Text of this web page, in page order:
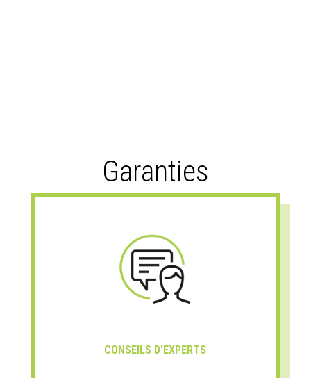
Garanties
CONSEILS D'EXPERTS